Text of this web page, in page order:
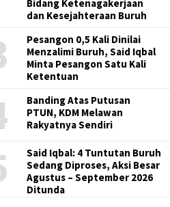
Bidang Ketenagakerjaan
dan Kesejahteraan Buruh
Pesangon 0,5 Kali Dinilai
Menzalimi Buruh, Said Iqbal
Minta Pesangon Satu Kali
Ketentuan
Banding Atas Putusan
PTUN, KDM Melawan
Rakyatnya Sendiri
Said Iqbal: 4 Tuntutan Buruh
Sedang Diproses, Aksi Besar
Agustus – September 2026
Ditunda